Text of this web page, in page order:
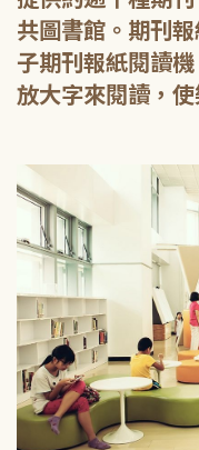
共圖書館。期刊
子期刊報紙閱讀
放大字來閱讀，